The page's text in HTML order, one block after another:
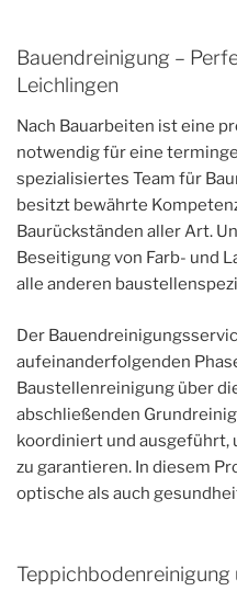
Bauendreinigung –
Leichlingen
Nach Bauarbeiten ist eine
notwendig für eine
spezialisiertes Team für
besitzt bewährte
Baurückständen aller Art.
Beseitigung von Farb- und
alle anderen
Der
aufeinanderfolgenden
Baustellenreinigung über
abschließenden
koordiniert und ausgeführt,
zu garantieren. In diesem
optische als auch